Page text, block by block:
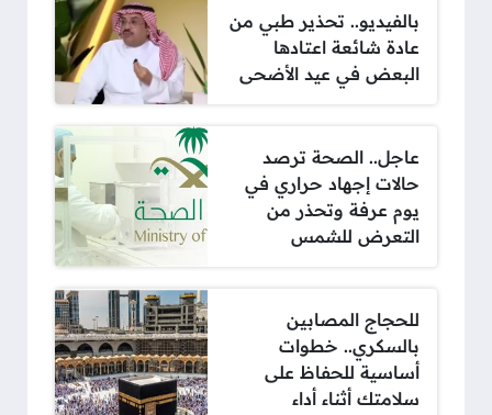
بالفيديو.. تحذير طبي من
عادة شائعة اعتادها
البعض في عيد الأضحى
عاجل.. الصحة ترصد
حالات إجهاد حراري في
يوم عرفة وتحذر من
التعرض للشمس
للحجاج المصابين
بالسكري.. خطوات
أساسية للحفاظ على
سلامتك أثناء أداء